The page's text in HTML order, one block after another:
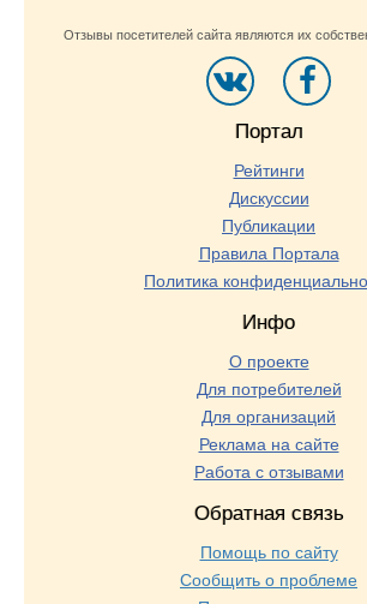
Отзывы посетителей сайта являются их
Портал
Рейтинги
Дискуссии
Публикации
Правила Портала
Политика
Инфо
О проекте
Для потребителей
Для организаций
Реклама на сайте
Работа с отзывами
Обратная связь
Помощь по сайту
Сообщить о проблеме